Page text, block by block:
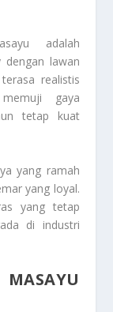
adalah
dengan lawan
realistis
gaya
tetap kuat
yang ramah
yang loyal.
yang tetap
di industri